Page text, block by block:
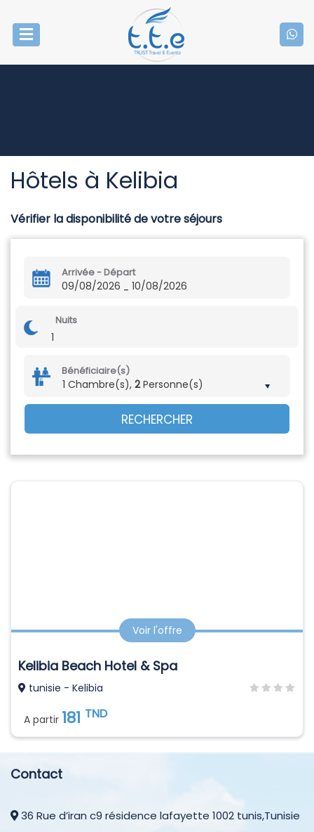
Hôtels à Kelibia
Vérifier la disponibilité de votre séjours
Arrivée - Départ
09/08/2026 - 10/08/2026
Nuits
1
Bénéficiaire(s)
1 Chambre(s), 2Personne(s)
RECHERCHER
Voir l'offre
Kelibia Beach Hotel & Spa
tunisie - Kelibia
A partir 181 TND
Contact
36 Rue d’iran c9 résidence lafayette 1002 tunis,Tunisie